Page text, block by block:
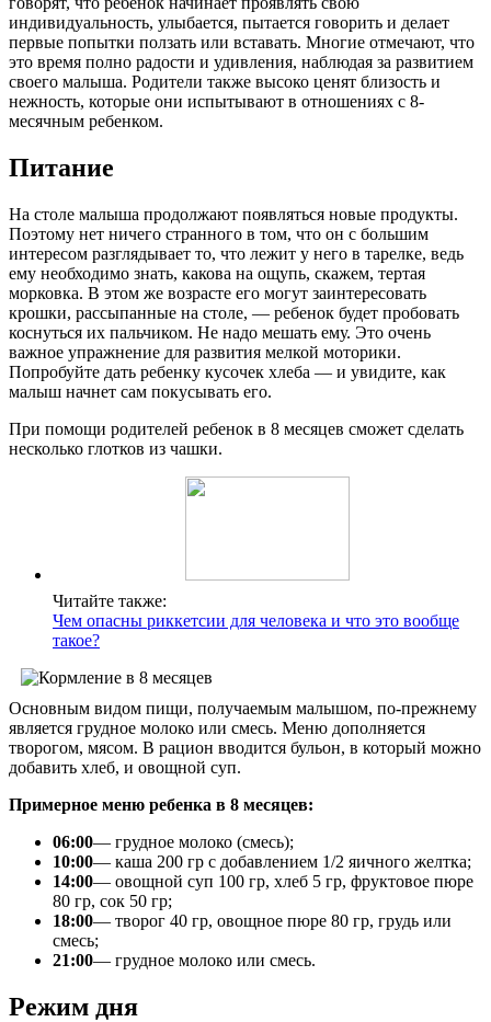
индивидуальность, улыбается, пытается говорить и делает
первые попытки ползать или вставать. Многие отмечают, что
это время полно радости и удивления, наблюдая за развитием
своего малыша. Родители также высоко ценят близость и
нежность, которые они испытывают в отношениях с 8-
месячным ребенком.
Питание
На столе малыша продолжают появляться новые продукты.
Поэтому нет ничего странного в том, что он с большим
интересом разглядывает то, что лежит у него в тарелке, ведь
ему необходимо знать, какова на ощупь, скажем, тертая
морковка. В этом же возрасте его могут заинтересовать
крошки, рассыпанные на столе, — ребенок будет пробовать
коснуться их пальчиком. Не надо мешать ему. Это очень
важное упражнение для развития мелкой моторики.
Попробуйте дать ребенку кусочек хлеба — и увидите, как
малыш начнет сам покусывать его.
При помощи родителей ребенок в 8 месяцев сможет сделать
несколько глотков из чашки.
Читайте также:
Чем опасны риккетсии для человека и что это вообще
такое?
Основным видом пищи, получаемым малышом, по-прежнему
является грудное молоко или смесь. Меню дополняется
творогом, мясом. В рацион вводится бульон, в который можно
добавить хлеб, и овощной суп.
Примерное меню ребенка в 8 месяцев:
06:00— грудное молоко (смесь);
10:00— каша 200 гр с добавлением 1/2 яичного желтка;
14:00— овощной суп 100 гр, хлеб 5 гр, фруктовое пюре
80 гр, сок 50 гр;
18:00— творог 40 гр, овощное пюре 80 гр, грудь или
смесь;
21:00— грудное молоко или смесь.
Режим дня